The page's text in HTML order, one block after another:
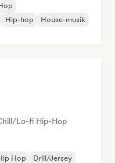
Hip-hop
House-musik
Lo-fi Hip-Hop
Hop
Drill/Jersey